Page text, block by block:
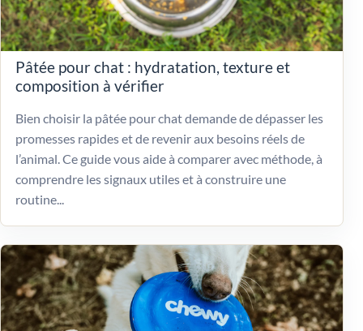
Pâtée pour chat : hydratation, texture et
composition à vérifier
Bien choisir la pâtée pour chat demande de dépasser les
promesses rapides et de revenir aux besoins réels de
l’animal. Ce guide vous aide à comparer avec méthode, à
comprendre les signaux utiles et à construire une
routine...